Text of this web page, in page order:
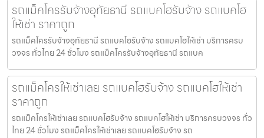
รถแม็คโครรับจ้างอุทัยธานี รถแบคโฮรับจ้าง รถแบคโฮ
ให้เช่า ราคาถูก
รถแม็คโครรับจ้างอุทัยธานี รถแบคโฮรับจ้าง รถแบคโฮให้เช่า บริการครบ
วงจร ทั่วไทย 24 ชั่วโมง รถแม็คโครรับจ้างอุทัยธานี รถแบค
รถแม็คโครให้เช่าเลย รถแบคโฮรับจ้าง รถแบคโฮให้เช่า
ราคาถูก
รถแม็คโครให้เช่าเลย รถแบคโฮรับจ้าง รถแบคโฮให้เช่า บริการครบวงจร ทั่ว
ไทย 24 ชั่วโมง รถแม็คโครให้เช่าเลย รถแบคโฮรับจ้าง รถ